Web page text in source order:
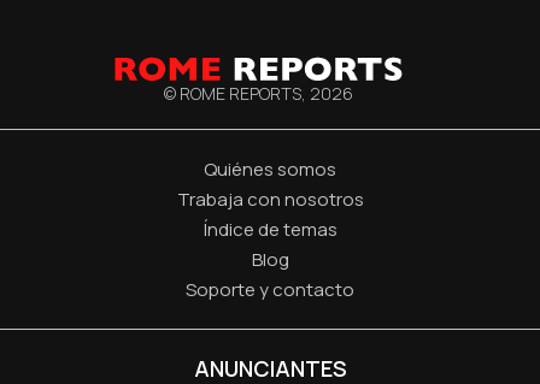
© ROME REPORTS, 2026
Quiénes somos
Trabaja con nosotros
Índice de temas
Blog
Soporte y contacto
ANUNCIANTES